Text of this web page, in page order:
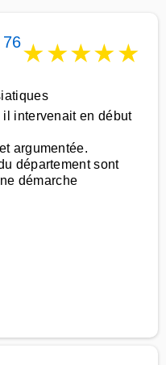
★★★★★
intervenait en début
argumentée.
département sont
démarche